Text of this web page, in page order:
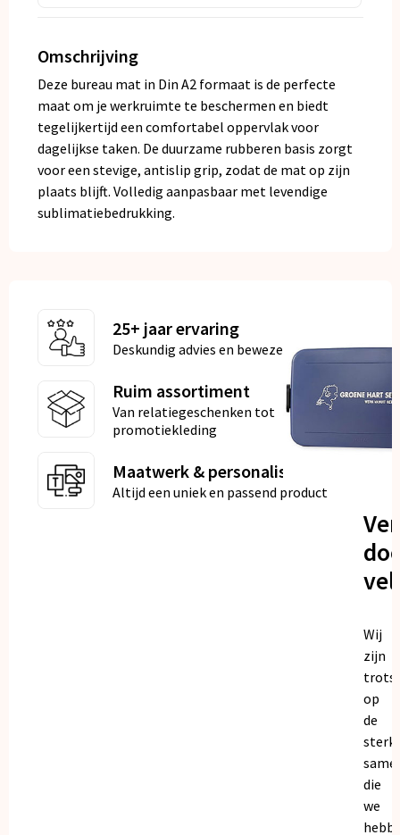
Omschrijving
Deze bureau mat in Din A2 formaat is de perfecte
maat om je werkruimte te beschermen en biedt
tegelijkertijd een comfortabel oppervlak voor
dagelijkse taken. De duurzame rubberen basis zorgt
voor een stevige, antislip grip, zodat de mat op zijn
plaats blijft. Volledig aanpasbaar met levendige
sublimatiebedrukking.
25+ jaar ervaring
Deskundig advies en bewezen kwaliteit
Ruim assortiment
Van relatiegeschenken tot
promotiekleding
Maatwerk & personalisatie
Altijd een uniek en passend product
Wij
zijn
trots
op
de
die
we